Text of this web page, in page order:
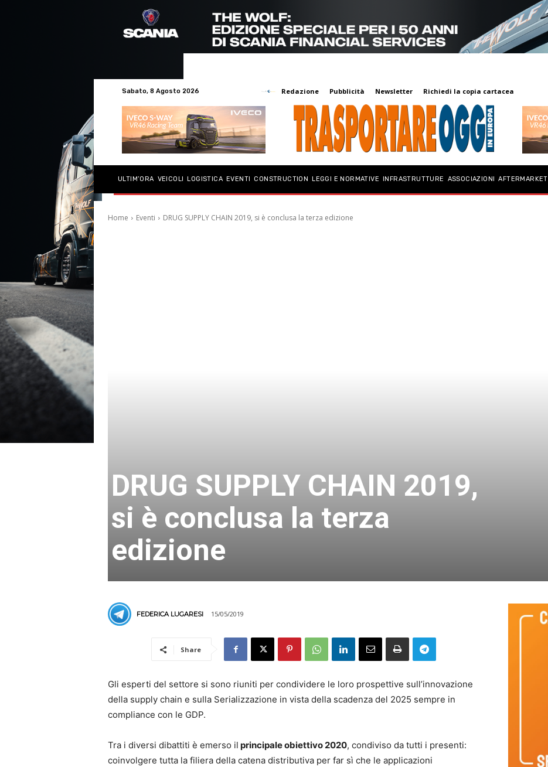
Sabato, 8 Agosto 2026 Redazione Pubblicità Newsletter Richiedi la copia cartacea
ULTIM’ORA VEICOLI LOGISTICA EVENTI CONSTRUCTION LEGGI E NORMATIVE INFRASTRUTTURE ASSOCIAZIONI AFTERMARKET
Home Eventi DRUG SUPPLY CHAIN 2019, si è conclusa la terza edizione
DRUG SUPPLY CHAIN 2019,
si è conclusa la terza
edizione
FEDERICA LUGARESI 15/05/2019
Share
Gli esperti del settore si sono riuniti per condividere le loro prospettive sull’innovazione
della supply chain e sulla Serializzazione in vista della scadenza del 2025 sempre in
compliance con le GDP.
Tra i diversi dibattiti è emerso il principale obiettivo 2020, condiviso da tutti i presenti:
coinvolgere tutta la filiera della catena distributiva per far sì che le applicazioni